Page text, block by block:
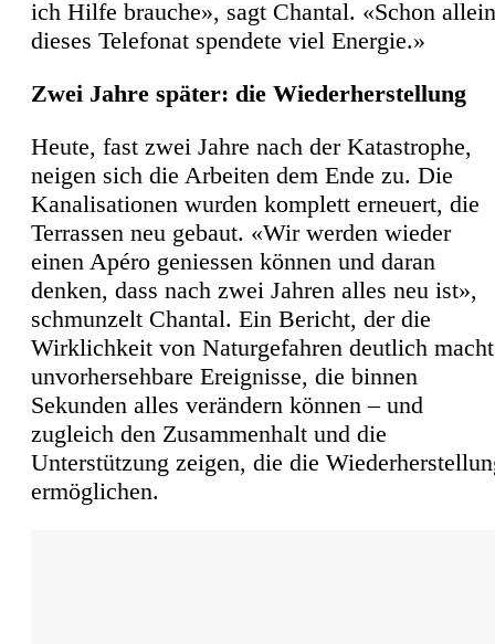
ich Hilfe brauche», sagt Chantal. «Schon allein
dieses Telefonat spendete viel Energie.»
Zwei Jahre später: die Wiederherstellung
Heute, fast zwei Jahre nach der Katastrophe,
neigen sich die Arbeiten dem Ende zu. Die
Kanalisationen wurden komplett erneuert, die
Terrassen neu gebaut. «Wir werden wieder
einen Apéro geniessen können und daran
denken, dass nach zwei Jahren alles neu ist»,
schmunzelt Chantal. Ein Bericht, der die
Wirklichkeit von Naturgefahren deutlich
unvorhersehbare Ereignisse, die binnen
Sekunden alles verändern können – und
zugleich den Zusammenhalt und die
Unterstützung zeigen, die die
ermöglichen.